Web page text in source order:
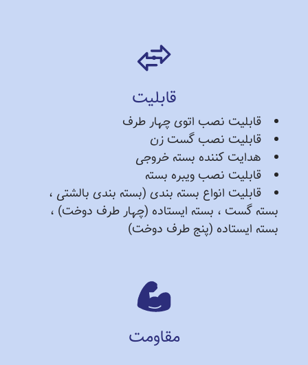
قابلیت
قابلیت نصب اتوی چهار طرف
قابلیت نصب گست زن
هدایت کننده بسته خروجی
قابلیت نصب ویبره بسته
قابلیت انواع بسته بندی (بسته بندی بالشتی ،
بسته گست ، بسته ایستاده (چهار طرف دوخت) ،
بسته ایستاده (پنج طرف دوخت)
مقاومت